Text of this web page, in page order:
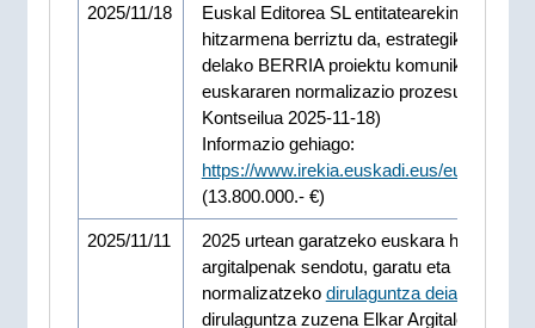
2025/11/18
Euskal Editorea SL entitatearekin laguntza-
hitzarmena berriztu da, estrategikotzat
delako BERRIA proiektu komunikatiboa
euskararen normalizazio prozesuan
Kontseilua 2025-11-18)
Informazio gehiago:
https://www.irekia.euskadi.eus/eu/news/
(13.800.000.- €)
2025/11/11
2025 urtean garatzeko euskara hutseko
argitalpenak sendotu, garatu eta
normalizatzeko dirulaguntza deialdia
dirulaguntza zuzena Elkar Argitaletxeari